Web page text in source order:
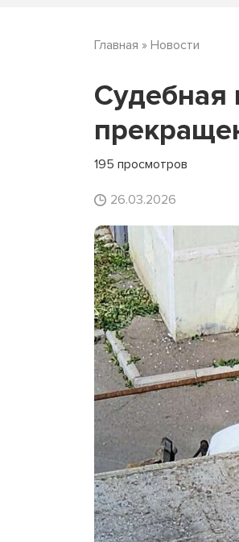
Главная » Новости
Судебная
195 просмотров
26.03.2026